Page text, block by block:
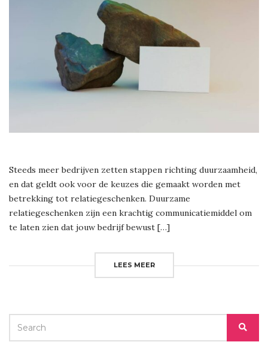
Steeds meer bedrijven zetten stappen richting duurzaamheid,
en dat geldt ook voor de keuzes die gemaakt worden met
betrekking tot relatiegeschenken. Duurzame
relatiegeschenken zijn een krachtig communicatiemiddel om
te laten zien dat jouw bedrijf bewust […]
LEES MEER
SEARCH
FOR: